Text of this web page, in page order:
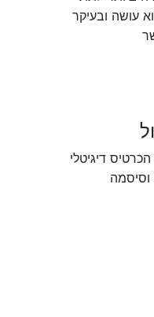
עושה ובעיקר
דיגיטלי